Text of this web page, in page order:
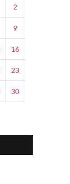
2
9
16
23
30